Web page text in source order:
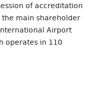
of accreditation
main shareholder
Airport
operates in 110